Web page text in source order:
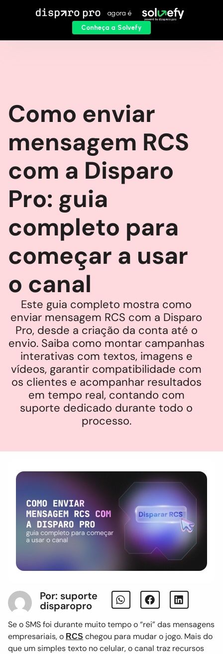
Como enviar
mensagem RCS
com a Disparo
Pro: guia
completo para
começar a usar
o canal
Este guia completo mostra como
enviar mensagem RCS com a Disparo
Pro, desde a criação da conta até o
envio. Saiba como montar campanhas
interativas com textos, imagens e
vídeos, garantir compatibilidade com
os clientes e acompanhar resultados
em tempo real, contando com
suporte dedicado durante todo o
processo.
Por: suporte
disparopro
Se o SMS foi durante muito tempo o “rei” das mensagens
empresariais, o RCS chegou para mudar o jogo. Mais do
que um simples texto no celular, o canal traz recursos
agora é
Conheça a Solvefy